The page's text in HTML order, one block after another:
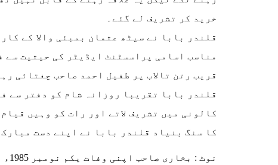
خرید کر تشریف لے گئے۔
قلندر بابا نے سیٹھ عثمان بمبئی والا کے
مناسب اسامی پراسسٹنٹ ایڈیٹر کی حیثیت
قریب رتن تالاب پر طفیل احمد صاحب چغتائی
قلندر بابا تقریبا روزانہ شام کو دفتر سے
کالونی میں تشریف لاتے اور رات کو وہیں
کا سنگ بنیاد قلندر بابا نے اپنے دست
نوٹ : بخاری صاحب اپنی وفات یکم نومبر 1985ء تک اسی مکان۔ مکان نمبر ١٢ / ٢ لیاقت آباد کراچی میں مقیم رہے۔